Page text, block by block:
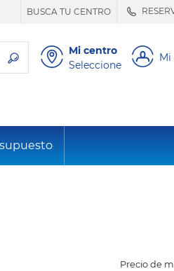
BUSCA TU CENTRO
Mi centro
Seleccione
Mi
Precio de